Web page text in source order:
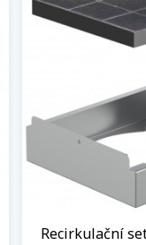
Recirkulační